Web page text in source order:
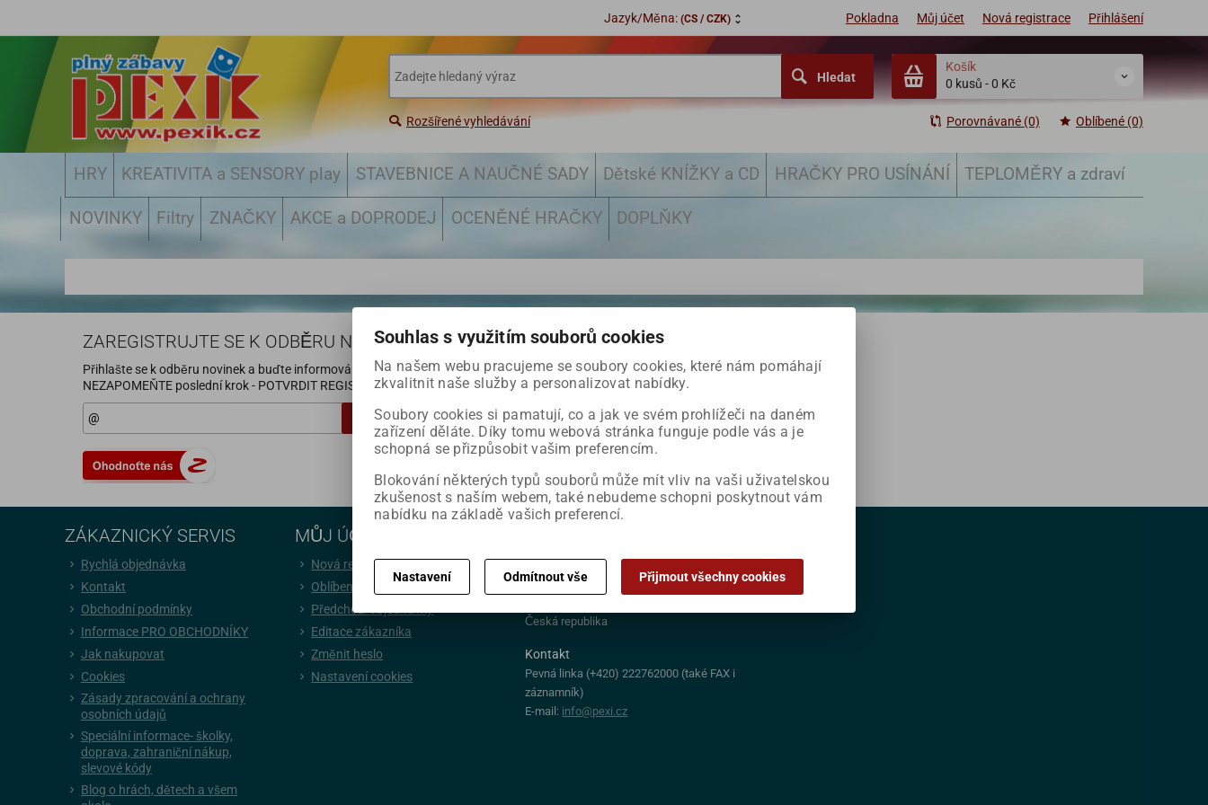
Jazyk/Měna: (CS / CZK) Pokladna Můj účet Nová registrace Přihlášení
Hledat
Košík
0 kusů -0 Kč
Rozšířené vyhledávání Porovnávané (0) Oblíbené (0)
HRY KREATIVITA a SENSORY play STAVEBNICE A NAUČNÉ SADY Dětské KNÍŽKY a CD HRAČKY PRO USÍNÁNÍ TEPLOMĚRY a zdraví
NOVINKY Filtry ZNAČKY AKCE a DOPRODEJ OCENĚNÉ HRAČKY DOPLŇKY
ZAREGISTRUJTE SE K ODBĚRU NOVINEK A ZÍSKEJTE ODMĚNU:
Přihlašte se k odběru novinek a buďte informováni o nových produktech, akcích a soutěžích.
NEZAPOMEŇTE poslední krok - POTVRDIT REGISTRACI ve své e-mailové schránce.
Registrovat
ZÁKAZNICKÝ SERVIS
Rychlá objednávka
Kontakt
Obchodní podmínky
Informace PRO OBCHODNÍKY
Jak nakupovat
Cookies
Zásady zpracování a ochrany
osobních údajů
Speciální informace- školky,
doprava, zahraniční nákup,
slevové kódy
Blog o hrách, dětech a všem
MŮJ ÚČET
Nová registrace
Oblíbené položky
Předchozí objednávky
Editace zákazníka
Změnit heslo
Nastavení cookies
Pexi, s.r.o.
Podnikatelská 553
Česká republika
Kontakt
Pevná linka (+420) 222762000 (také FAX i
záznamník)
E-mail: info@pexi.cz
Souhlas s využitím souborů cookies
Na našem webu pracujeme se soubory cookies, které nám pomáhají
zkvalitnit naše služby a personalizovat nabídky.
Soubory cookies si pamatují, co a jak ve svém prohlížeči na daném
zařízení děláte. Díky tomu webová stránka funguje podle vás a je
schopná se přizpůsobit vašim preferencím.
Blokování některých typů souborů může mít vliv na vaši uživatelskou
zkušenost s naším webem, také nebudeme schopni poskytnout vám
nabídku na základě vašich preferencí.
Nastavení Odmítnout vše Přijmout všechny cookies